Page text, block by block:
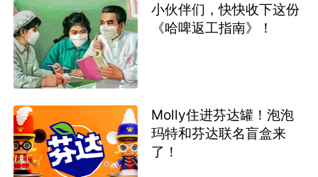
小伙伴们，快快收下这份
《哈啤返工指南》！
Molly住进芬达罐！泡泡
玛特和芬达联名盲盒来
了！